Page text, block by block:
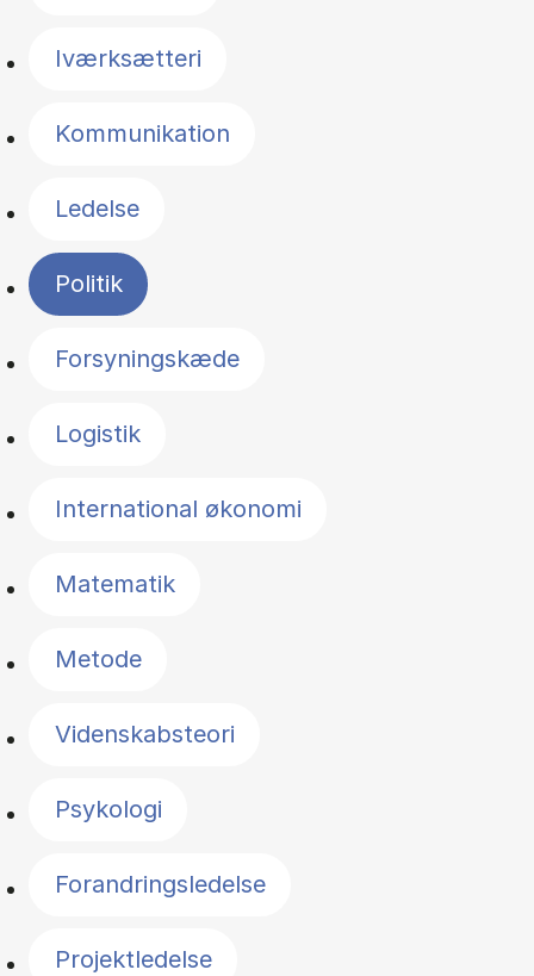
Iværksætteri
Kommunikation
Ledelse
Politik
Forsyningskæde
Logistik
International økonomi
Matematik
Metode
Videnskabsteori
Psykologi
Forandringsledelse
Projektledelse